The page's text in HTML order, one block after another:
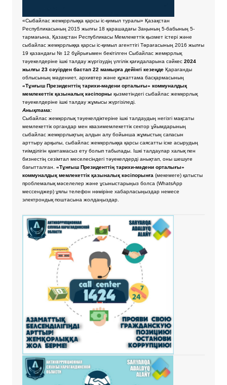
«Сыбайлас жемқорлыққа қарсы іс-қимыл туралы» Қазақстан
Республикасының 2015 жылғы 18 қарашадағы Заңының 5-бабының 5-
тармағына, Қазақстан Республикасы Мемлекеттік қызмет істері және
сыбайлас жемқорлыққа қарсы іс-қимыл агенттігі Төрағасының 2016 жылғы
19 қазандағы № 12 бұйрығымен бекітілген Сыбайлас жемқорлық
тәуекелдеріне ішкі талдау жүргізудің үлгілік қағидаларына сәйкес2024
жылғы 23 сәуірден бастап 22 мамырға дейінгі кезеңде Қарағанды
облысының мәдениет, архивтер және құжаттама басқармасының
«Тұнғыш Президенттің тарихи-мәдени орталығы» коммуналдық
мемлекеттік қазыналық кәсіпорны қызметіндегі сыбайлас жемқорлық
тәуекелдеріне ішкі талдау жұмысы жүргізіледі.
Анықтама:
Сыбайлас жемқорлық тәуекелдіктеріне ішкі талдаудың негізгі мақсаты
мемлекеттік органдар мен квазимемлекеттік сектор ұйымдарының
сыбайлас жемқорлықтың алдын алу бойынша жұмыстың сапасын
арттыру арқылы, сыбайлас жемқорлыққа қарсы саясатты іске асырудың
тиімділігін қамтамасыз ету болып табылады. Ішкі талдаулар халық пен
бизнестің сезімтал меселесіндегі тәуекелдерді анықтап, оны шешуге
бағытталған. «Тұнғыш Президенттің тарихи-мәдени орталығы»
коммуналдық мемлекеттік қазыналық кәсіпорынға (мекемеге) қатысты
проблемалық мәселелер және ұсыныстарыңыз болса (WhatsApp
мессенджер) ұялы телефон нөміріне хабарласыңыздар немесе
электрондық поштасына жолдаңыздар.